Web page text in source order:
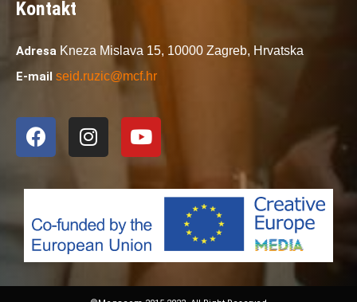
Kontakt
Adresa Kneza Mislava 15, 10000 Zagreb, Hrvatska
E-mail seid.ruzic@mcf.hr